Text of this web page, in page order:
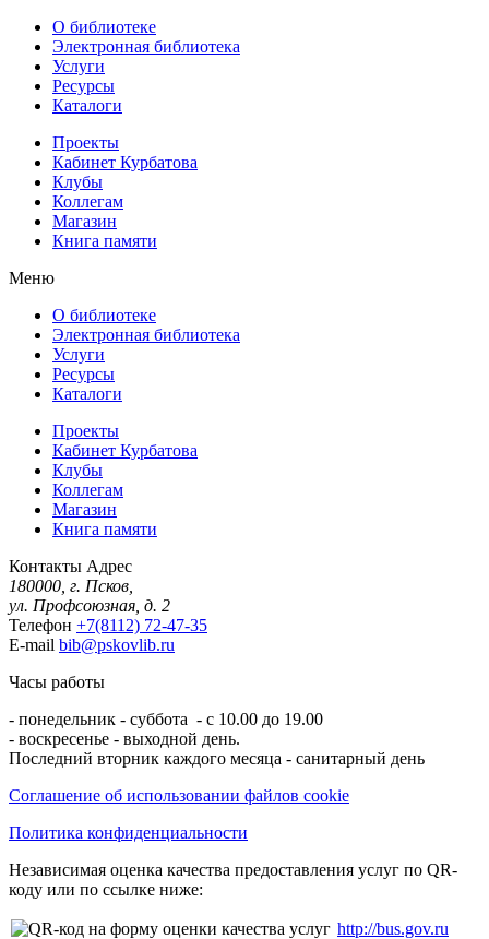
О библиотеке
Электронная библиотека
Услуги
Ресурсы
Каталоги
Проекты
Кабинет Курбатова
Клубы
Коллегам
Магазин
Книга памяти
Меню
О библиотеке
Электронная библиотека
Услуги
Ресурсы
Каталоги
Проекты
Кабинет Курбатова
Клубы
Коллегам
Магазин
Книга памяти
Контакты Адрес
180000, г. Псков,
ул. Профсоюзная, д. 2
Телефон +7(8112) 72-47-35
E-mail bib@pskovlib.ru
Часы работы
- понедельник - суббота - с 10.00 до 19.00
- воскресенье - выходной день.
Последний вторник каждого месяца - санитарный день
Соглашение об использовании файлов cookie
Политика конфиденциальности
Независимая оценка качества предоставления услуг по QR-
коду или по ссылке ниже:
http://bus.gov.ru